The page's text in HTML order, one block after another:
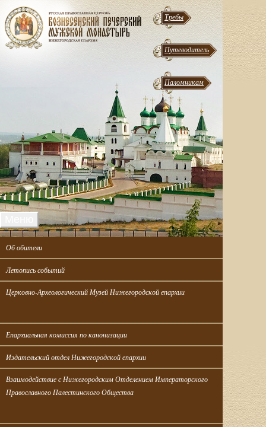
Требы
Путеводитель
Паломникам
Об обители
Летопись событий
Церковно-Археологический Музей Нижегородской епархии
Епархиальная комиссия по канонизации
Издательский отдел Нижегородской епархии
Взаимодействие с Нижегородским Отделением Императорского
Православного Палестинского Общества